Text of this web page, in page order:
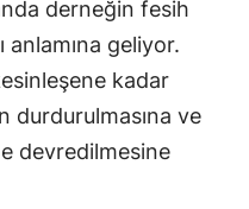
derneğin fesih
anlamına geliyor.
kadar
durdurulmasına ve
devredilmesine